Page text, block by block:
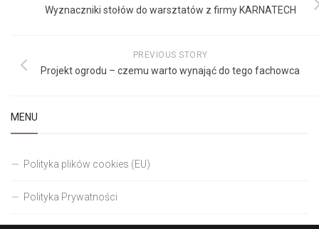
Wyznaczniki stołów do warsztatów z firmy KARNATECH
PREVIOUS STORY
Projekt ogrodu – czemu warto wynająć do tego fachowca
MENU
Polityka plików cookies (EU)
Polityka Prywatności